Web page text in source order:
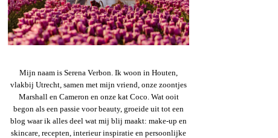
Mijn naam is Serena Verbon. Ik woon in Houten,
vlakbij Utrecht, samen met mijn vriend, onze zoontjes
Marshall en Cameron en onze kat Coco. Wat ooit
begon als een passie voor beauty, groeide uit tot een
blog waar ik alles deel wat mij blij maakt: make-up en
skincare, recepten, interieur inspiratie en persoonlijke